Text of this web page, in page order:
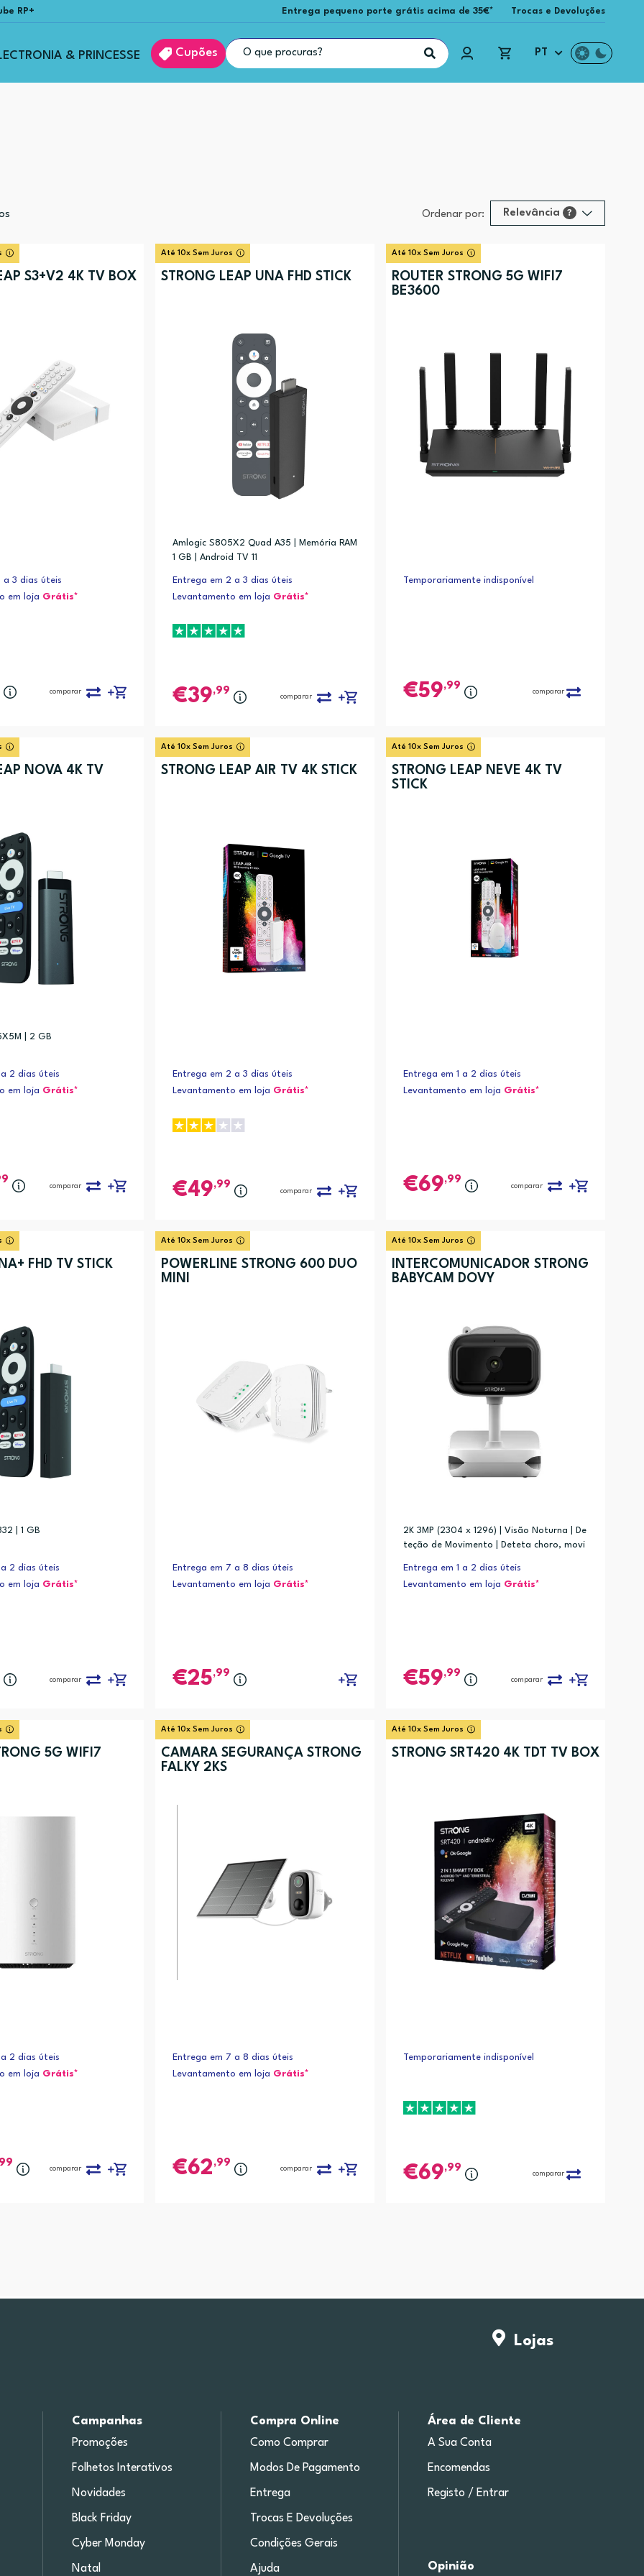
RP+ Entrega pequeno porte grátis acima de 35€* Trocas e Devoluções
& PRINCESSE Cupões PT
Ordenar por: Relevância ?
S3+V2 4K TV BOX
a 3 dias úteis
em loja Grátis*
comparar
Até 10x Sem Juros
STRONG LEAP UNA FHD STICK
Amlogic S805X2 Quad A35 | Memória RAM
1 GB | Android TV 11
Entrega em 2 a 3 dias úteis
Levantamento em loja Grátis*
39,99
comparar
Até 10x Sem Juros
ROUTER STRONG 5G WIFI7
BE3600
Temporariamente indisponível
59,99
comparar
NOVA 4K TV
| 2 GB
a 2 dias úteis
em loja Grátis*
comparar
Até 10x Sem Juros
STRONG LEAP AIR TV 4K STICK
Entrega em 2 a 3 dias úteis
Levantamento em loja Grátis*
49,99
comparar
Até 10x Sem Juros
STRONG LEAP NEVE 4K TV
STICK
Entrega em 1 a 2 dias úteis
Levantamento em loja Grátis*
69,99
comparar
FHD TV STICK
| 1 GB
a 2 dias úteis
em loja Grátis*
comparar
Até 10x Sem Juros
POWERLINE STRONG 600 DUO
MINI
Entrega em 7 a 8 dias úteis
Levantamento em loja Grátis*
25,99
Até 10x Sem Juros
INTERCOMUNICADOR STRONG
BABYCAM DOVY
2K 3MP (2304 x 1296) | Visão Noturna | De
teção de Movimento | Deteta choro, movi
o ambiente
Entrega em 1 a 2 dias úteis
Levantamento em loja Grátis*
59,99
comparar
5G WIFI7
a 2 dias úteis
em loja Grátis*
comparar
Até 10x Sem Juros
CÂMARA SEGURANÇA STRONG
FALKY 2KS
Entrega em 7 a 8 dias úteis
Levantamento em loja Grátis*
62 ,99
comparar
Até 10x Sem Juros
STRONG SRT420 4K TDT TV BOX
Temporariamente indisponível
69,99
comparar
Lojas
Campanhas
Promoções
Folhetos Interativos
Novidades
Black Friday
Cyber Monday
Natal
Compra Online
Como Comprar
Modos De Pagamento
Entrega
Trocas E Devoluções
Condições Gerais
Ajuda
Área de Cliente
A Sua Conta
Encomendas
Registo / Entrar
Opinião